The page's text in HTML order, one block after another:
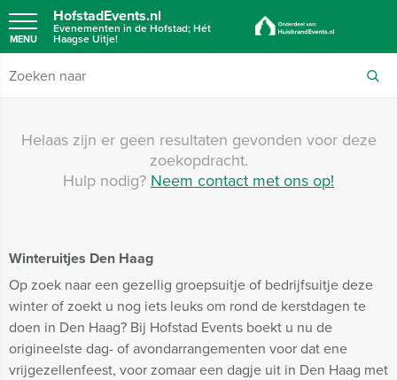
HofstadEvents.nl
Evenementen in de Hofstad; Hét
Haagse Uitje!
MENU
Winteruitjes Den Haag
Op zoek naar een gezellig groepsuitje of bedrijfsuitje deze
winter of zoekt u nog iets leuks om rond de kerstdagen te
doen in Den Haag? Bij Hofstad Events boekt u nu de
origineelste dag- of avondarrangementen voor dat ene
vrijgezellenfeest, voor zomaar een dagje uit in Den Haag met
Helaas zijn er geen resultaten gevonden voor deze
zoekopdracht.
Hulp nodig? Neem contact met ons op!